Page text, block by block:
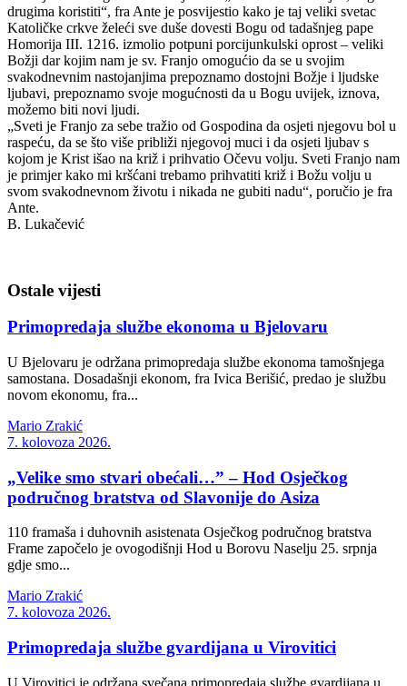
drugima koristiti“, fra Ante je posvijestio kako je taj veliki svetac
Katoličke crkve želeći sve duše dovesti Bogu od tadašnjeg pape
Homorija III. 1216. izmolio potpuni porcijunkulski oprost – veliki
Božji dar kojim nam je sv. Franjo omogućio da se u svojim
svakodnevnim nastojanjima prepoznamo dostojni Božje i ljudske
ljubavi, prepoznamo svoje mogućnosti da u Bogu uvijek, iznova,
možemo biti novi ljudi.
„Sveti je Franjo za sebe tražio od Gospodina da osjeti njegovu bol u
raspeću, da se što više približi njegovoj muci i da osjeti ljubav s
kojom je Krist išao na križ i prihvatio Očevu volju. Sveti Franjo nam
je primjer kako mi kršćani trebamo prihvatiti križ i Božu volju u
svom svakodnevnom životu i nikada ne gubiti nadu“, poručio je fra
Ante.
B. Lukačević
Ostale vijesti
Primopredaja službe ekonoma u Bjelovaru
U Bjelovaru je održana primopredaja službe ekonoma tamošnjega
samostana. Dosadašnji ekonom, fra Ivica Berišić, predao je službu
novom ekonomu, fra...
Mario Zrakić
7. kolovoza 2026.
„Velike smo stvari obećali…” – Hod Osječkog
područnog bratstva od Slavonije do Asiza
110 framaša i duhovnih asistenata Osječkog područnog bratstva
Frame započelo je ovogodišnji Hod u Borovu Naselju 25. srpnja
gdje smo...
Mario Zrakić
7. kolovoza 2026.
Primopredaja službe gvardijana u Virovitici
U Virovitici je održana svečana primopredaja službe gvardijana u